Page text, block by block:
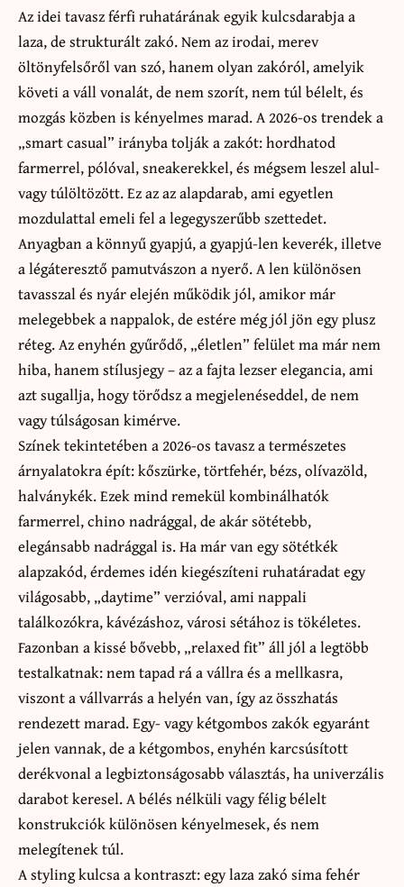
Az idei tavasz férfi ruhatárának egyik kulcsdarabja a
laza, de strukturált zakó. Nem az irodai, merev
öltönyfelsőről van szó, hanem olyan zakóról, amelyik
követi a váll vonalát, de nem szorít, nem túl bélelt, és
mozgás közben is kényelmes marad. A 2026-os trendek a
„smart casual” irányba tolják a zakót: hordhatod
farmerrel, pólóval, sneakerekkel, és mégsem leszel alul-
vagy túlöltözött. Ez az az alapdarab, ami egyetlen
mozdulattal emeli fel a legegyszerűbb szettedet.
Anyagban a könnyű gyapjú, a gyapjú-len keverék, illetve
a légáteresztő pamutvászon a nyerő. A len különösen
tavasszal és nyár elején működik jól, amikor már
melegebbek a nappalok, de estére még jól jön egy plusz
réteg. Az enyhén gyűrődő, „életlen” felület ma már nem
hiba, hanem stílusjegy – az a fajta lezser elegancia, ami
azt sugallja, hogy törődsz a megjelenéseddel, de nem
vagy túlságosan kimérve.
Színek tekintetében a 2026-os tavasz a természetes
árnyalatokra épít: kőszürke, törtfehér, bézs, olívazöld,
halványkék. Ezek mind remekül kombinálhatók
farmerrel, chino nadrággal, de akár sötétebb,
elegánsabb nadrággal is. Ha már van egy sötétkék
alapzakód, érdemes idén kiegészíteni ruhatáradat egy
világosabb, „daytime” verzióval, ami nappali
találkozókra, kávézáshoz, városi sétához is tökéletes.
Fazonban a kissé bővebb, „relaxed fit” áll jól a legtöbb
testalkatnak: nem tapad rá a vállra és a mellkasra,
viszont a vállvarrás a helyén van, így az összhatás
rendezett marad. Egy- vagy kétgombos zakók egyaránt
jelen vannak, de a kétgombos, enyhén karcsúsított
derékvonal a legbiztonságosabb választás, ha univerzális
darabot keresel. A bélés nélküli vagy félig bélelt
konstrukciók különösen kényelmesek, és nem
melegítenek túl.
A styling kulcsa a kontraszt: egy laza zakó sima fehér